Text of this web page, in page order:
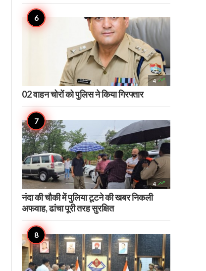
4 
02 वाहन चोरों को पुलिस ने किया गिरफ्तार
4 
नंदा की चौकी में पुलिया टूटने की खबर निकली
अफवाह, ढांचा पूरी तरह सुरक्षित